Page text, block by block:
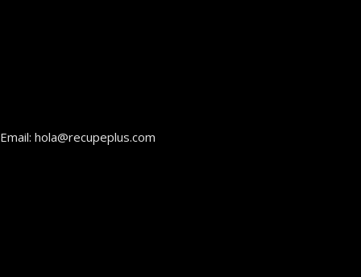
Email: hola@recupeplus.com